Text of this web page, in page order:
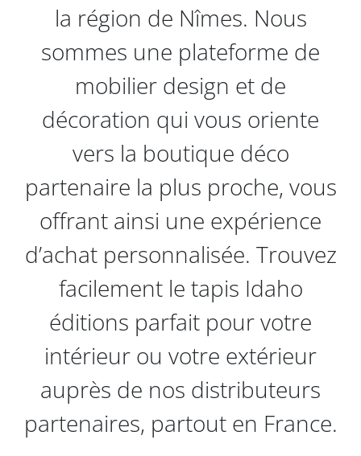
la région de Nîmes. Nous
sommes une plateforme de
mobilier design et de
décoration qui vous oriente
vers la boutique déco
partenaire la plus proche, vous
offrant ainsi une expérience
d’achat personnalisée. Trouvez
facilement le tapis Idaho
éditions parfait pour votre
intérieur ou votre extérieur
auprès de nos distributeurs
partenaires, partout en France.